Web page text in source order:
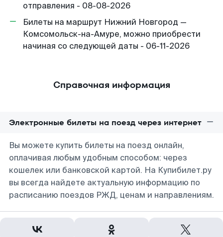
отправления - 08-08-2026
Билеты на маршрут Нижний Новгород —
Комсомольск-на-Амуре, можно приобрести
начиная со следующей даты - 06-11-2026
Справочная информация
Электронные билеты на поезд через интернет
Вы можете купить билеты на поезд онлайн,
оплачивая любым удобным способом: через
кошелек или банковской картой. На Купибилет.ру
вы всегда найдете актуальную информацию по
расписанию поездов РЖД, ценам и направлениям.